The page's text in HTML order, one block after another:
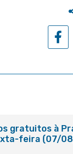
gratuitos à
feira (07/